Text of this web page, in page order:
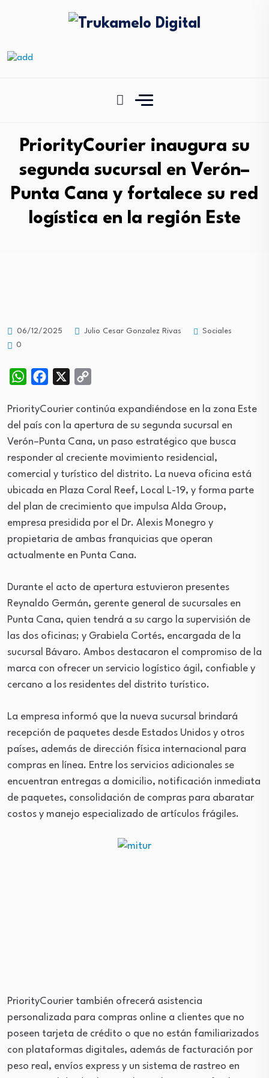
PriorityCourier inaugura su
segunda sucursal en Verón–
Punta Cana y fortalece su red
logística en la región Este
06/12/2025 Julio Cesar Gonzalez Rivas
Sociales
0
WhatsAppFacebook
PriorityCourier continúa expandiéndose en la zona Este
del país con la apertura de su segunda sucursal en
Verón–Punta Cana, un paso estratégico que busca
responder al creciente movimiento residencial,
comercial y turístico del distrito. La nueva oficina está
ubicada en Plaza Coral Reef, Local L-19, y forma parte
del plan de crecimiento que impulsa Alda Group,
empresa presidida por el Dr. Alexis Monegro y
propietaria de ambas franquicias que operan
actualmente en Punta Cana.
Durante el acto de apertura estuvieron presentes
Reynaldo Germán, gerente general de sucursales en
Punta Cana, quien tendrá a su cargo la supervisión de
las dos oficinas; y Grabiela Cortés, encargada de la
sucursal Bávaro. Ambos destacaron el compromiso de la
marca con ofrecer un servicio logístico ágil, confiable y
cercano a los residentes del distrito turístico.
La empresa informó que la nueva sucursal brindará
recepción de paquetes desde Estados Unidos y otros
países, además de dirección física internacional para
compras en línea. Entre los servicios adicionales se
encuentran entregas a domicilio, notificación inmediata
de paquetes, consolidación de compras para abaratar
costos y manejo especializado de artículos frágiles.
PriorityCourier también ofrecerá asistencia
personalizada para compras online a clientes que no
poseen tarjeta de crédito o que no están familiarizados
con plataformas digitales, además de facturación por
peso real, envíos express y un sistema de rastreo en